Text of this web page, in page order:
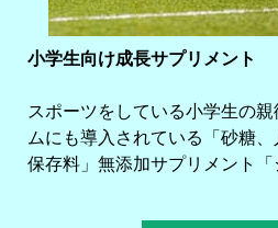
小学生向け成長サプリメント
スポーツをしている小学生の
ムにも導入されている「砂糖、
保存料」無添加サプリメント「